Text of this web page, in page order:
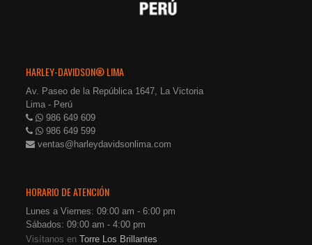
HARLEY-DAVIDSON® LIMA
Av. Paseo de la República 1647, La Victoria
Lima - Perú
986 649 609
986 649 599
ventas@harleydavidsonlima.com
HORARIO DE ATENCIÓN
Lunes a Viernes: 09:00 am - 6:00 pm
Sábados: 09:00 am - 4:00 pm
Visítanos enTorre Los Brillantes